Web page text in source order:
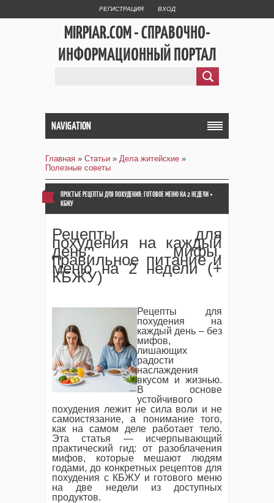
РЕГИСТРАЦИЯ ВХОД
MIRPIAR.COM - СПРАВОЧНО-
ИНФОРМАЦИОННЫЙ ПОРТАЛ
NAVIGATION
Главная » Статьи » Дела житейские »
Полезные советы
ПРОСТЫЕ РЕЦЕПТЫ ДЛЯ ПОХУДЕНИЯ: ГОТОВОЕ МЕНЮ НА 2 НЕДЕЛИ +
КБЖУ
Рецепты для
похудения на каждый
день: мифы,
правильное питание и
меню на 2 недели (+
КБЖУ)
Рецепты для
похудения на
каждый день – без
мифов,
лишающих
радости
наслаждения
вкусом и жизнью.
В основе
устойчивого
похудения лежит не сила воли и не
самоистязание, а понимание того,
как на самом деле работает тело.
Эта статья — исчерпывающий
практический гид: от разоблачения
мифов, которые мешают людям
годами, до конкретных рецептов для
похудения с КБЖУ и готового меню
на две недели из доступных
продуктов.